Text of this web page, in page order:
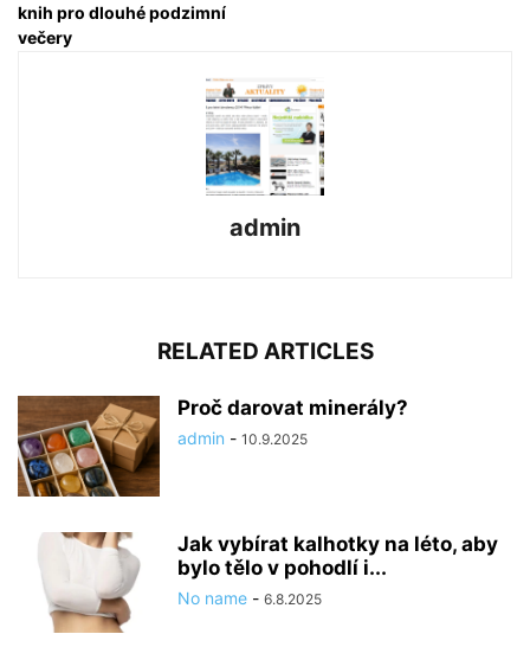
knih pro dlouhé podzimní
večery
admin
RELATED ARTICLES
Proč darovat minerály?
admin - 10.9.2025
Jak vybírat kalhotky na léto, aby
bylo tělo v pohodlí i...
No name - 6.8.2025